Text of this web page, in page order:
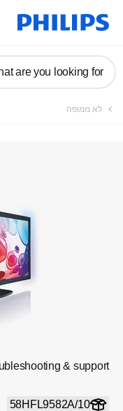
בסמל
are you looking for?
לא ממופה
& support
58HFL9582A/10